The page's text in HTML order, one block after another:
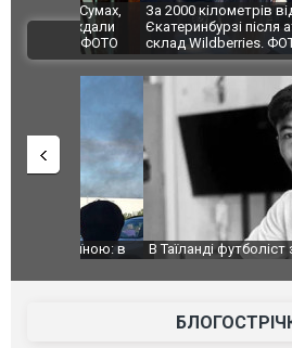
За 2000 кілометрів від
Єкатеринбурзі після атаки
склад Wildberries. ФОТО. ВІДЕО
ВІДЕО
В Таїланді футболіст загинув
постраждали. ВІДЕО